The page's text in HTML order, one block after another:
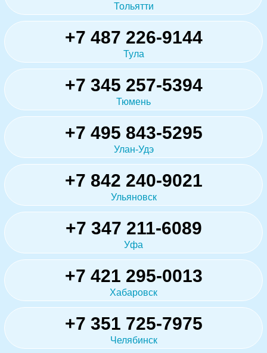
Тольятти
+7 487 226-9144
Тула
+7 345 257-5394
Тюмень
+7 495 843-5295
Улан-Удэ
+7 842 240-9021
Ульяновск
+7 347 211-6089
Уфа
+7 421 295-0013
Хабаровск
+7 351 725-7975
Челябинск